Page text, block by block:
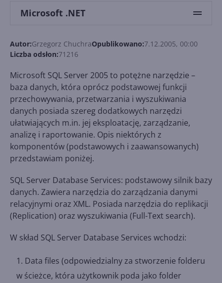
Microsoft .NET
Autor:Grzegorz ChuchraOpublikowano:7.12.2005, 00:00
Liczba odsłon:71216
Microsoft SQL Server 2005 to potężne narzędzie –
baza danych, która oprócz podstawowej funkcji
przechowywania, przetwarzania i wyszukiwania
danych posiada szereg dodatkowych narzędzi
ułatwiających m.in. jej eksploatację, zarządzanie,
analizę i raportowanie. Opis niektórych z
komponentów (podstawowych i zaawansowanych)
przedstawiam poniżej.
SQL Server Database Services: podstawowy silnik bazy
danych. Zawiera narzędzia do zarządzania danymi
relacyjnymi oraz XML. Posiada narzędzia do replikacji
(Replication) oraz wyszukiwania (Full-Text search).
W skład SQL Server Database Services wchodzi:
Data files (odpowiedzialny za stworzenie folderu
w ścieżce, która użytkownik poda jako folder